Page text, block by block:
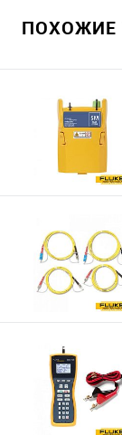
ПОХОЖИЕ